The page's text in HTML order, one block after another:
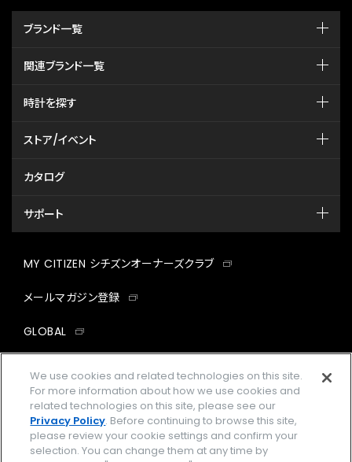
ブランド一覧
関連ブランド一覧
時計を探す
ストア/イベント
カタログ
サポート
MY CITIZEN シチズンオーナーズクラブ
メールマガジン登録
GLOBAL
facebookinstagramtwitter
企業情報 ご利用規約
We use cookies and related technologies on this site.
For more information about how we use cookies and
related technologies on this site, please see our
Privacy Policy. Before continuing to browse this site,
please review your cookie settings and confirm your
selection. You can change them at any time by